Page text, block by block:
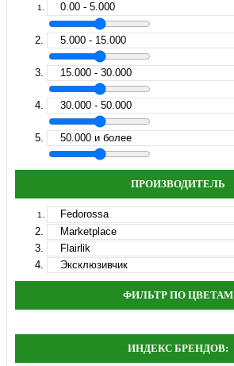
0.00 - 5.000
5.000 - 15.000
15.000 - 30.000
30.000 - 50.000
50.000 и более
ПРОИЗВОДИТЕЛЬ
Fedorossa
Marketplace
Flairlik
Эксклюзивчик
ФИЛЬТР ПО ЦВЕТАМ
ИНДЕКС БРЕНДОВ: